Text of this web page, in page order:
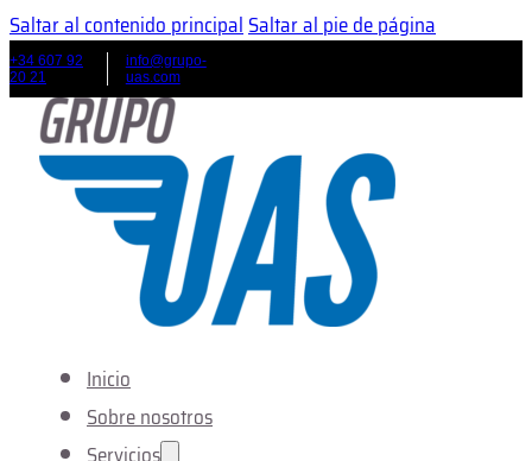
Saltar al contenido principal Saltar al pie de página
+34 607 92
20 21
info@grupo-
uas.com
Inicio
Sobre nosotros